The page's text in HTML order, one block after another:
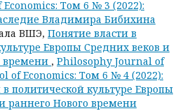
Том 6 № 3 (2022):
Владимира Бибихина
ВШЭ, Понятие власти в
Европы Средних веков и
времени , Philosophy Journal of
of Economics: Том 6 № 4 (2022):
политической культуре Европы
раннего Нового времени